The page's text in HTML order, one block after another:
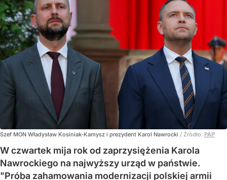
Szef MON Władysław Kosiniak-Kamysz i prezydent Karol Nawrocki / Źródło: PAP
W czwartek mija rok od zaprzysiężenia Karola
Nawrockiego na najwyższy urząd w państwie.
"Próba zahamowania modernizacji polskiej armii